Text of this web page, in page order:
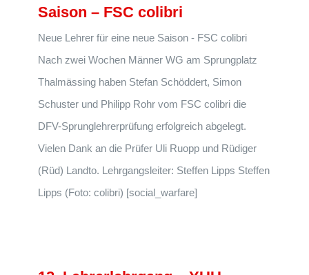
Saison – FSC colibri
Neue Lehrer für eine neue Saison - FSC colibri
Nach zwei Wochen Männer WG am Sprungplatz
Thalmässing haben Stefan Schöddert, Simon
Schuster und Philipp Rohr vom FSC colibri die
DFV-Sprunglehrerprüfung erfolgreich abgelegt.
Vielen Dank an die Prüfer Uli Ruopp und Rüdiger
(Rüd) Landto. Lehrgangsleiter: Steffen Lipps Steffen
Lipps (Foto: colibri) [social_warfare]